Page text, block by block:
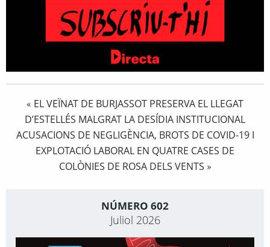
« EL VEÏNAT DE BURJASSOT PRESERVA EL LLEGAT
D’ESTELLÉS MALGRAT LA DESÍDIA INSTITUCIONAL
ACUSACIONS DE NEGLIGÈNCIA, BROTS DE COVID-19 I
EXPLOTACIÓ LABORAL EN QUATRE CASES DE
COLÒNIES DE ROSA DELS VENTS »
NÚMERO 602
Juliol 2026